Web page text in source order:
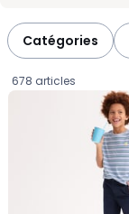
Catégories
678 articles